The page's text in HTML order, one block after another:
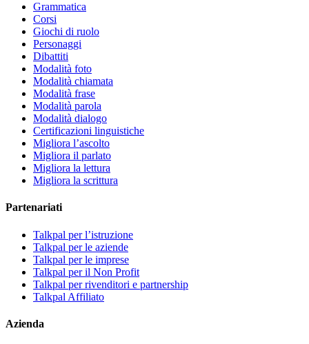
Grammatica
Corsi
Giochi di ruolo
Personaggi
Dibattiti
Modalità foto
Modalità chiamata
Modalità frase
Modalità parola
Modalità dialogo
Certificazioni linguistiche
Migliora l’ascolto
Migliora il parlato
Migliora la lettura
Migliora la scrittura
Partenariati
Talkpal per l’istruzione
Talkpal per le aziende
Talkpal per le imprese
Talkpal per il Non Profit
Talkpal per rivenditori e partnership
Talkpal Affiliato
Azienda